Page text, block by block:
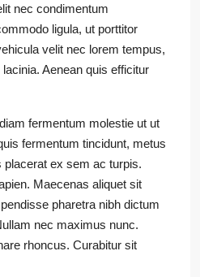
nec condimentum
ligula, ut porttitor
velit nec lorem tempus,
Aenean quis efficitur
fermentum molestie ut ut
fermentum tincidunt, metus
placerat ex sem ac turpis.
Maecenas aliquet sit
pharetra nibh dictum
nec maximus nunc.
rhoncus. Curabitur sit